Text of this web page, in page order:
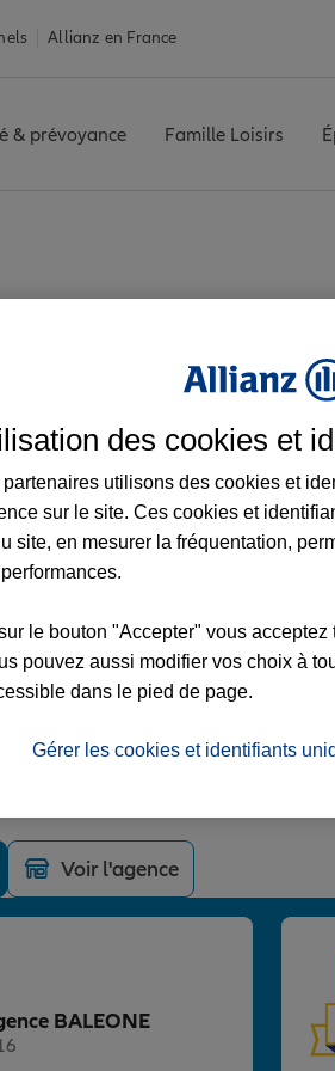
Allianz en France
& prévoyance Famille Loisirs
les avis de
Voir l'agence
BALEONE
des cookies et
partenaires utilisons des cookies et
sur le site. Ces cookies et
site, en mesurer la fréquentation,
le bouton "Accepter" vous
pouvez aussi modifier vos choix à
dans le pied de page.
Gérer les cookies et identifiants